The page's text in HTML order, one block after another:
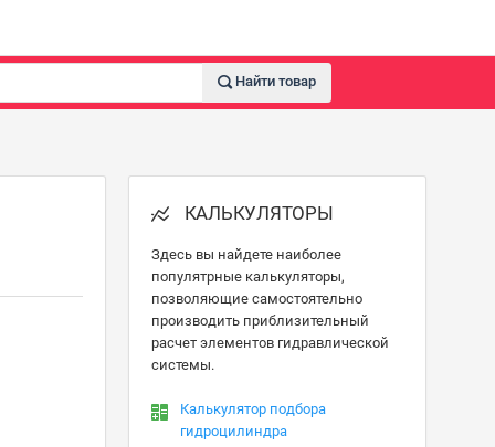
Найти товар
КАЛЬКУЛЯТОРЫ
Здесь вы найдете наиболее
популятрные калькуляторы,
позволяющие самостоятельно
производить приблизительный
расчет элементов гидравлической
системы.
Калькулятор подбора
гидроцилиндра